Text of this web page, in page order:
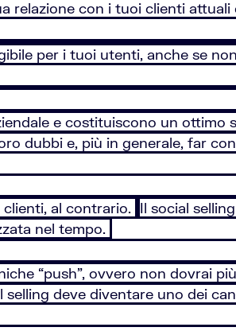
relazione con i tuoi clienti
per i tuoi utenti, anche se
e costituiscono un
dubbi e, più in generale, far
al contrario. Il social
nel tempo.
“push”, ovvero non dovrai
deve diventare uno dei